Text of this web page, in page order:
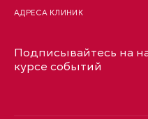
АДРЕСА КЛИНИК
Подписывайтесь на
курсе событий